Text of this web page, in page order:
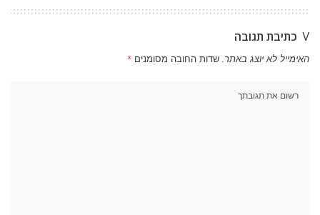
כתיבת תגובה
האימייל לא יוצג באתר. שדות החובה מסומנים *